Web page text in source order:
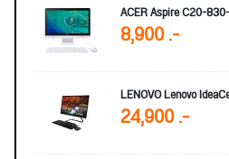
ACER Aspire C20-
8,900 .-
LENOVO Lenovo
24,900 .-